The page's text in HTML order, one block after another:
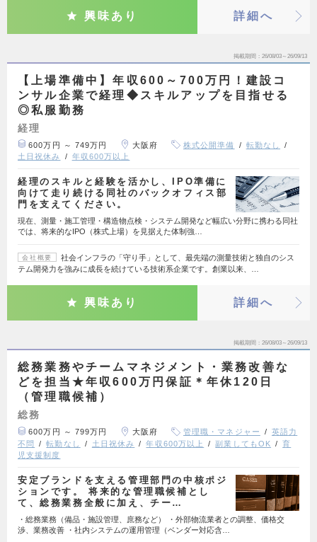
興味あり 詳細へ
掲載期間 26/08/03～26/09/13
【上場準備中】年収600～700万円！建設コ
ンサル企業で経理◆スキルアップを目指せる
◎私服勤務
経理
600万円 ～ 749万円 大阪府 株式公開準備
転勤なし
土日祝休み
年収600万以上
経理のスキルと経験を活かし、IPO準備に
向けて走り続ける同社のバックオフィス部
門を支えてください。
現在、測量・施工管理・構造物点検・システム開発など幅広い分野に携わる同社
では、将来的なIPO（株式上場）を見据えた体制強…
会社概要
社会インフラの「守り手」として、最先端の測量技術と独自のシス
テム開発力を強みに成長を続けている技術系企業です。創業以来、…
興味あり 詳細へ
掲載期間 26/08/03～26/09/13
総務業務やチームマネジメント・業務改善な
どを担当★年収600万円保証＊年休120日
（管理職候補）
総務
600万円 ～ 799万円 大阪府 管理職・マネジャー
英語力
不問
転勤なし 土日祝休み 年収600万以上 副業してもOK
育
児支援制度
安定ブランドを支える管理部門の中核ポジ
ションです。 将来的な管理職候補とし
て、総務業務全般に加え、チー…
・総務業務（備品・施設管理、庶務など） ・外部物流業者との調整、価格交
渉、業務改善 ・社内システムの運用管理（ベンダー対応含…